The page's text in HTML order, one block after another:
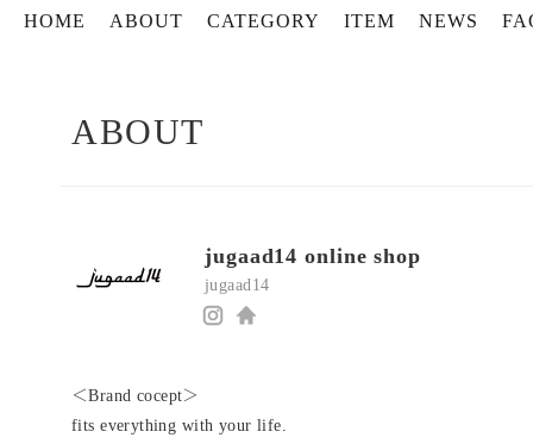
HOME ABOUT CATEGORY ITEM NEWS
ABOUT
jugaad14 online shop
jugaad14
＜Brand cocept＞
fits everything with your life.